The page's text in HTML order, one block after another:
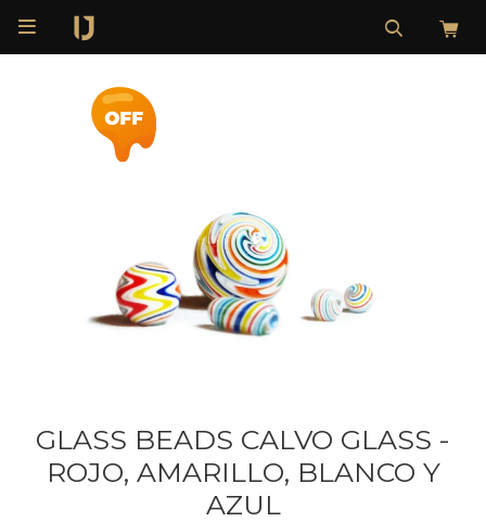

GLASS BEADS CALVO GLASS -
ROJO, AMARILLO, BLANCO Y
AZUL